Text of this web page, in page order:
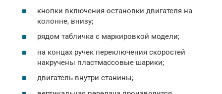
кнопки включения-остановки двигателя на
колонне, внизу;
рядом табличка с маркировкой модели;
на концах ручек переключения скоростей
накручены пластмассовые шарики;
двигатель внутри станины;